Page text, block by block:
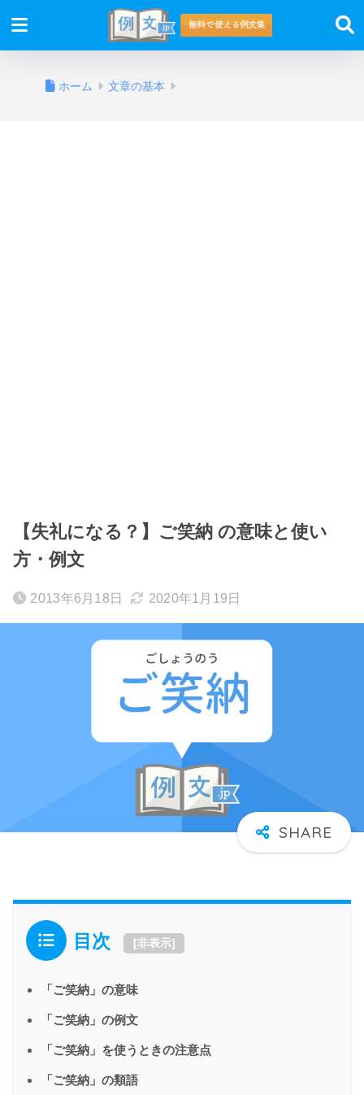
ホーム 文章の基本
【失礼になる？】ご笑納 の意味と使い
方・例文
2013年6月18日 2020年1月19日
目次 [非表示]
「ご笑納」の意味
「ご笑納」の例文
「ご笑納」を使うときの注意点
「ご笑納」の類語